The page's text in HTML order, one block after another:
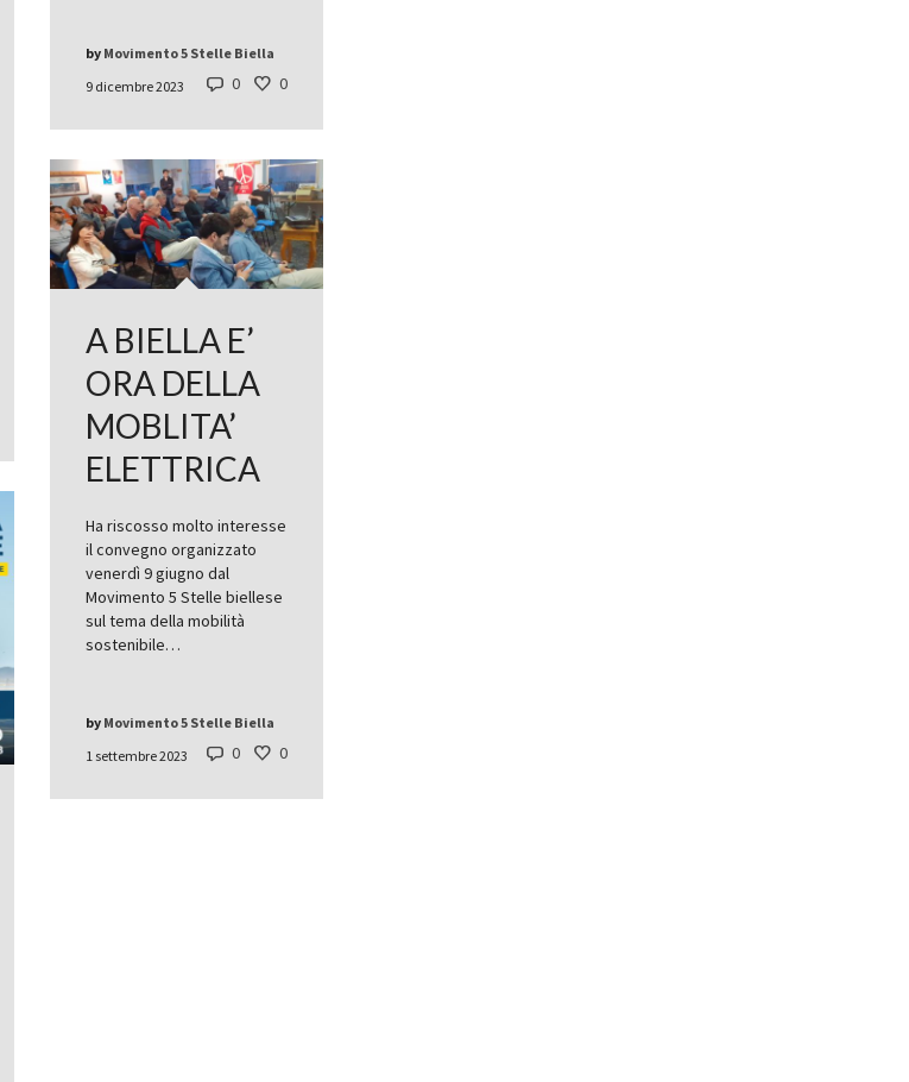
9 dicembre 2023
by Movimento 5 Stelle Biella
0 0
A BIELLA E’
ORA DELLA
MOBLITA’
ELETTRICA
Ha riscosso molto interesse
il convegno organizzato
venerdì 9 giugno dal
Movimento 5 Stelle biellese
sul tema della mobilità
sostenibile…
1 settembre 2023
by Movimento 5 Stelle Biella
0 0